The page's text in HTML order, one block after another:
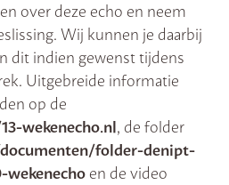
over deze echo en neem
Wij kunnen je daarbij
dit indien gewenst tijdens
Uitgebreide informatie
op de
wekenecho.nl, de folder
folder-denipt-
wekenecho en de video